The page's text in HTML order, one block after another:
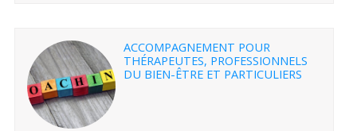
ACCOMPAGNEMENT POUR
THÉRAPEUTES, PROFESSIONNELS
DU BIEN-ÊTRE ET PARTICULIERS